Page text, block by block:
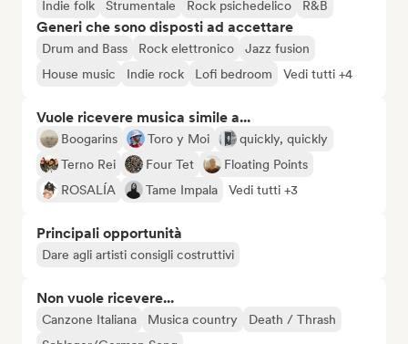
Indie folk
Strumentale Rock psichedelico R&B
Generi che sono disposti ad accettare
Drum and Bass Rock elettronico
Jazz fusion
House music
Indie rock Lofi bedroom Vedi tutti +4
Vuole ricevere musica simile a...
Boogarins Toro y Moi
quickly, quickly
Terno Rei
Four Tet
Floating Points
ROSALÍA
Tame Impala Vedi tutti +3
Principali opportunità
Dare agli artisti consigli costruttivi
Non vuole ricevere...
Canzone Italiana Musica country
Death / Thrash